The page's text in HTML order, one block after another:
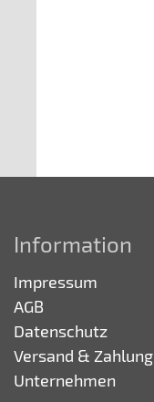
Information
Impressum
AGB
Datenschutz
Versand & Zahlung
Unternehmen